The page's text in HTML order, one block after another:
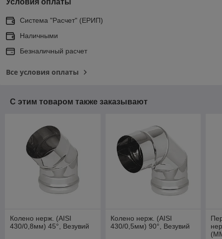
Система "Расчет" (ЕРИП)
Наличными
Безналичный расчет
Все условия оплаты
С этим товаром также заказывают
Колено нерж. (AISI
430/0,8мм) 45°, Везувий
Колено нерж. (AISI
430/0,5мм) 90°, Везувий